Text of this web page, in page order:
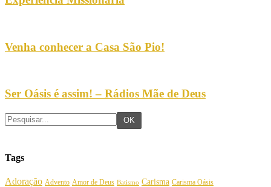
Venha conhecer a Casa São Pio!
Ser Oásis é assim! – Rádios Mãe de Deus
Tags
Adoração Advento Amor de Deus Batismo Carisma Carisma Oásis